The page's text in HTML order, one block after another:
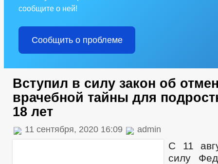
сообщите о ней!
Сообщить о проблеме
Вступил в силу закон об
врачебной тайны для
18 лет
11 сентября, 2020 16:09 admin
С 11
силу